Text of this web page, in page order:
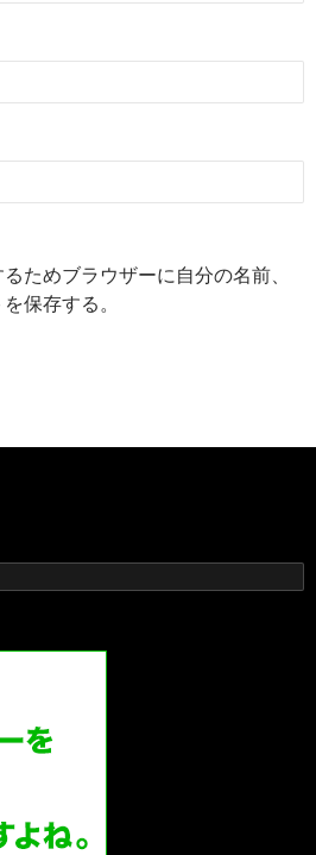
ためブラウザーに自分の名前、
保存する。